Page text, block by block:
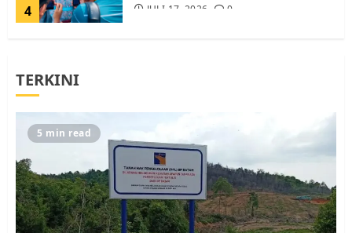
4 JULI 17, 2026 0
5
Pemko Batam Tegaskan RT dan
RW bukan Petugas Pendataan
dan Pemungutan Pajak
TERKINI
5 min read